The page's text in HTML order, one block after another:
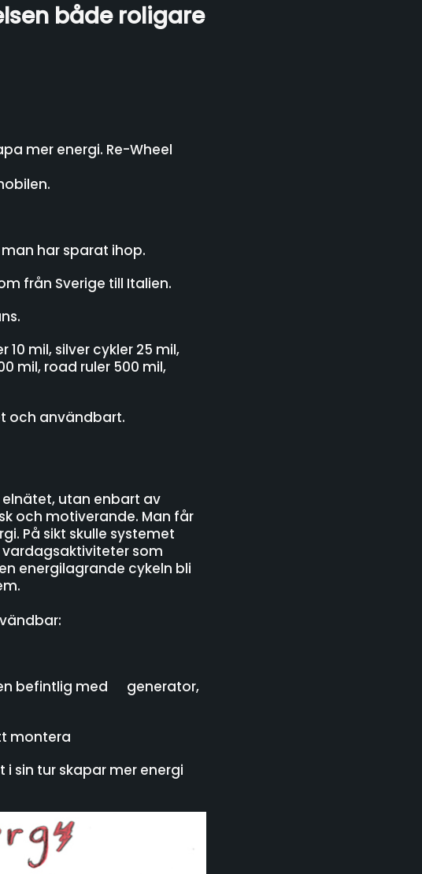
både roligare
mer energi. Re-Wheel
har sparat ihop.
från Sverige till Italien.
mil, silver cykler 25 mil,
mil, road ruler 500 mil,
och användbart.
utan enbart av
och motiverande. Man får
På sikt skulle systemet
som
energilagrande cykeln bli
befintlig med generator,
montera
sin tur skapar mer energi